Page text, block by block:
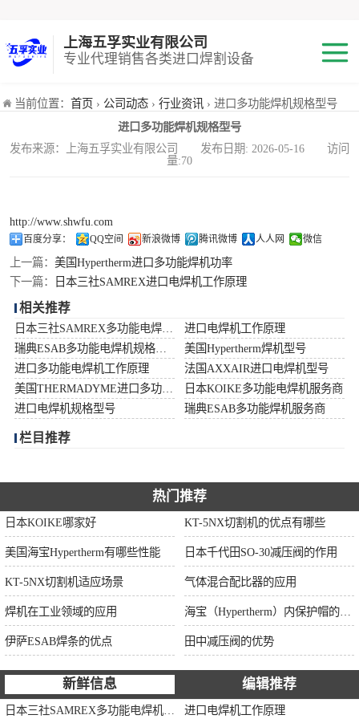
上海五孚实业有限公司
专业代理销售各类进口焊割设备
当前位置： 首页 › 公司动态 › 行业资讯 › 进口多功能焊机规格型号
进口多功能焊机规格型号
发布来源：上海五孚实业有限公司 发布日期: 2026-05-16 访问
量:70
http://www.shwfu.com
百度分享： QQ空间 新浪微博 腾讯微博 人人网 微信
上一篇： 美国Hypertherm进口多功能焊机功率
下一篇：
日本三社SAMREX进口电焊机工作原理
相关推荐
进口电焊机工作原理
美国Hypertherm焊机型号
进口多功能电焊机工作原理
法国AXXAIR进口电焊机型号
日本KOIKE多功能电焊机服务商
进口电焊机规格型号
瑞典ESAB多功能焊机服务商
栏目推荐
热门推荐
日本KOIKE哪家好 KT-5NX切割机的优点有哪些
美国海宝Hypertherm有哪些性能 日本千代田SO-30减压阀的作用
KT-5NX切割机适应场景 气体混合配比器的应用
焊机在工业领域的应用
伊萨ESAB焊条的优点 田中减压阀的优势
新鲜信息 编辑推荐
进口电焊机工作原理
焊机
切割机
小池划线嘴
气体混合配比器
海宝Hypertherm
减压阀
伊萨ESAB焊条
面罩